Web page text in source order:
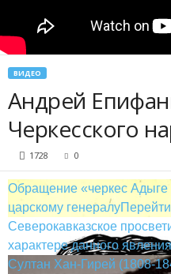
ВИДЕО
Андрей
Черкесского
1728 0
Обращение «черкес Адыге
царскому генералу
Северокавказское
характере данного явления
Султан Хан-Гирей (1808-